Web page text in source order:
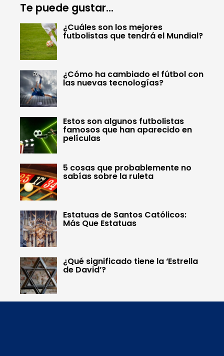
Te puede gustar...
¿Cuáles son los mejores
futbolistas que tendrá el Mundial?
¿Cómo ha cambiado el fútbol con
las nuevas tecnologías?
Estos son algunos futbolistas
famosos que han aparecido en
películas
5 cosas que probablemente no
sabías sobre la ruleta
Estatuas de Santos Católicos:
Más Que Estatuas
¿Qué significado tiene la ‘Estrella
de David’?